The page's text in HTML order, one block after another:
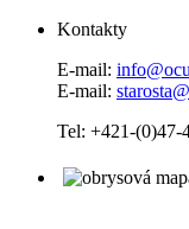
Kontakty
E-mail:
E-mail:
Tel: +421-(0)47-